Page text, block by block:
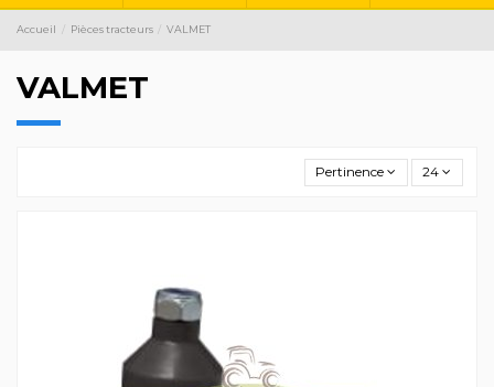
Accueil Pièces tracteurs VALMET
VALMET
Pertinence 24